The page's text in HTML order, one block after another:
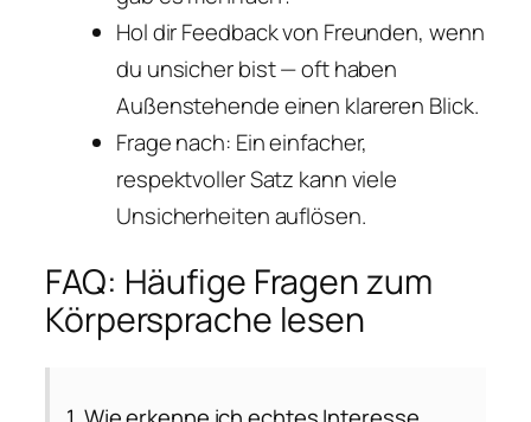
Hol dir Feedback von Freunden, wenn
du unsicher bist — oft haben
Außenstehende einen klareren Blick.
Frage nach: Ein einfacher,
respektvoller Satz kann viele
Unsicherheiten auflösen.
FAQ: Häufige Fragen zum
Körpersprache lesen